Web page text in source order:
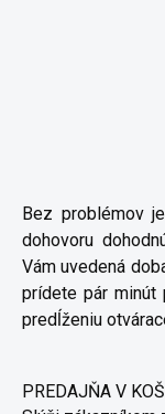
Bez problémov
dohovoru
Vám uvedená
prídete pár minút
predĺženiu
PREDAJŇA V